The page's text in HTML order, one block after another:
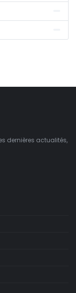
dernières actualités,